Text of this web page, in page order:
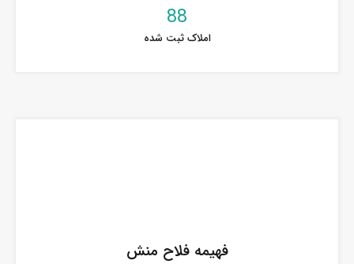
88
املاک ثبت شده
فهیمه فلاح منش